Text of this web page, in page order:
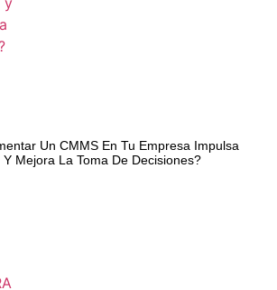
Un CMMS En Tu Empresa Impulsa
Mejora La Toma De Decisiones?